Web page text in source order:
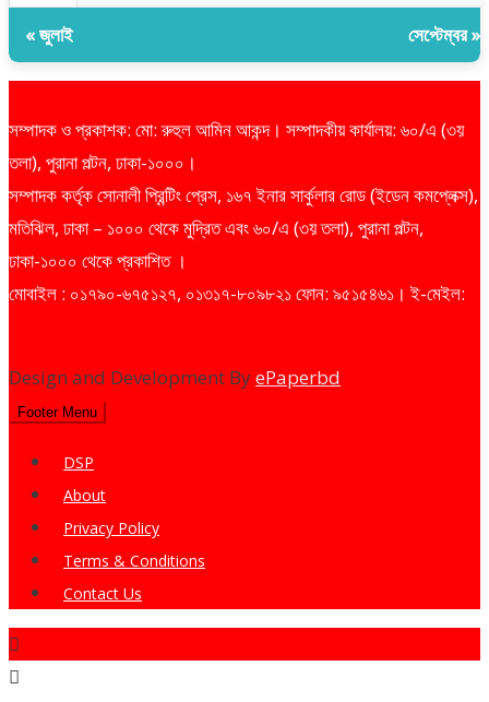
« জুলাই সেপ্টেম্বর »
সম্পাদক ও প্রকাশক: মো: রুহুল আমিন আকন্দ। সম্পাদকীয় কার্যালয়: ৬০/এ (৩য়
তলা), পুরানা পল্টন, ঢাকা-১০০০।
সম্পাদক কর্তৃক সোনালী প্রিন্টিং প্রেস, ১৬৭ ইনার সার্কুলার রোড (ইডেন কমপ্লেক্স),
মতিঝিল, ঢাকা – ১০০০ থেকে মুদ্রিত এবং ৬০/এ (৩য় তলা), পুরানা পল্টন,
ঢাকা-১০০০ থেকে প্রকাশিত ।
মোবাইল : ০১৭৯০-৬৭৫১২৭, ০১৩১৭-৮০৯৮২১ ফোন: ৯৫১৫৪৬১। ই-মেইল:
Design and Development ByePaperbd
Footer Menu
DSP
About
Privacy Policy
Terms & Conditions
Contact Us